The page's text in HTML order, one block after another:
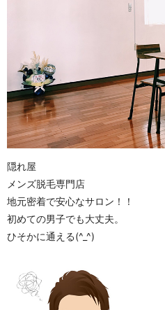
隠れ屋
メンズ脱毛専門店
地元密着で安心なサロン！！
初めての男子でも大丈夫。
ひそかに通える(^_^)